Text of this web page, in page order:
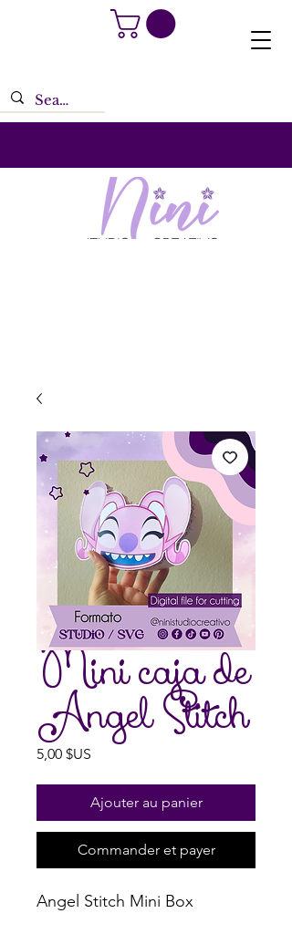
Mini caja de
Angel Stitch
5,00 $US
Ajouter au panier
Commander et payer
Angel Stitch Mini Box